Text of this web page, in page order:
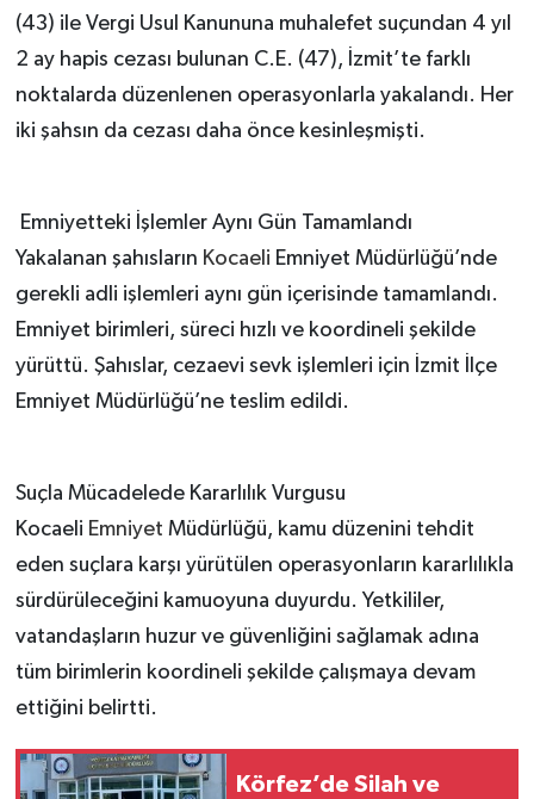
(43) ile Vergi Usul Kanununa muhalefet suçundan 4 yıl
2 ay hapis cezası bulunan C.E. (47), İzmit’te farklı
noktalarda düzenlenen operasyonlarla yakalandı. Her
iki şahsın da cezası daha önce kesinleşmişti.
Emniyetteki İşlemler Aynı Gün Tamamlandı
Yakalanan şahısların Kocaeli Emniyet Müdürlüğü’nde
gerekli adli işlemleri aynı gün içerisinde tamamlandı.
Emniyet birimleri, süreci hızlı ve koordineli şekilde
yürüttü. Şahıslar, cezaevi sevk işlemleri için İzmit İlçe
Emniyet Müdürlüğü’ne teslim edildi.
Suçla Mücadelede Kararlılık Vurgusu
Kocaeli Emniyet Müdürlüğü, kamu düzenini tehdit
eden suçlara karşı yürütülen operasyonların kararlılıkla
sürdürüleceğini kamuoyuna duyurdu. Yetkililer,
vatandaşların huzur ve güvenliğini sağlamak adına
tüm birimlerin koordineli şekilde çalışmaya devam
ettiğini belirtti.
Körfez’de Silah ve